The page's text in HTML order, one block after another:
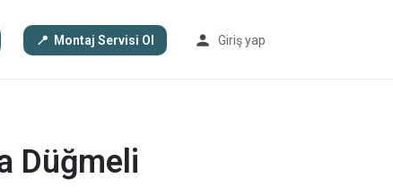
Montaj Servisi Ol Giriş yap
Düğmeli